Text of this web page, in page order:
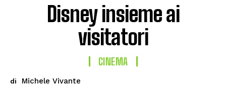
Disney insieme ai
visitatori
CINEMA
di Michele Vivante